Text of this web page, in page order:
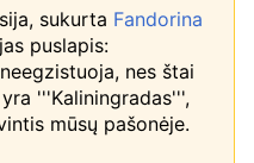
sukurta Fandorina
puslapis:
nes štai
'''Kaliningradas''',
mūsų pašonėje.